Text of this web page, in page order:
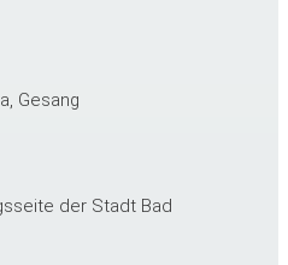
Gesang
der Stadt Bad